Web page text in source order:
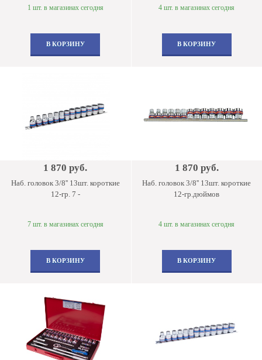
1 шт. в магазинах сегодня
В КОРЗИНУ
4 шт. в магазинах сегодня
В КОРЗИНУ
1 870 руб.
Наб. головок 3/8'' 13шт. короткие
12-гр. 7 -
7 шт. в магазинах сегодня
В КОРЗИНУ
1 870 руб.
Наб. головок 3/8'' 13шт. короткие
12-гр.дюймов
4 шт. в магазинах сегодня
В КОРЗИНУ